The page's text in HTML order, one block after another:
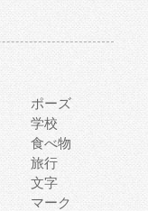
ポーズ
学校
食べ物
旅行
文字
マーク